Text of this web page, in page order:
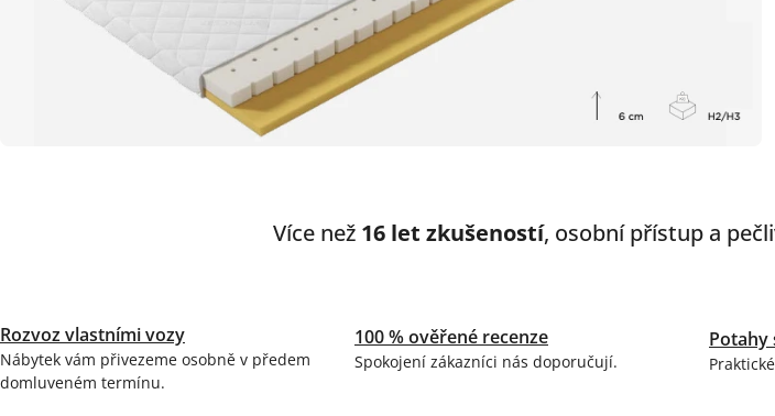
Více než 16 let zkušeností, osobní přístup a
Rozvoz vlastními vozy
Nábytek vám přivezeme osobně v předem
domluveném termínu.
100 % ověřené recenze
Spokojení zákazníci nás doporučují.
Potahy